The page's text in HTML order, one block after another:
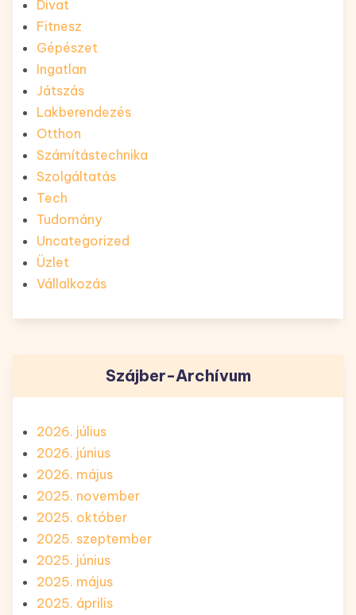
Divat
Fitnesz
Gépészet
Ingatlan
Játszás
Lakberendezés
Otthon
Számítástechnika
Szolgáltatás
Tech
Tudomány
Uncategorized
Üzlet
Vállalkozás
Szájber-Archívum
2026. július
2026. június
2026. május
2025. november
2025. október
2025. szeptember
2025. június
2025. május
2025. április